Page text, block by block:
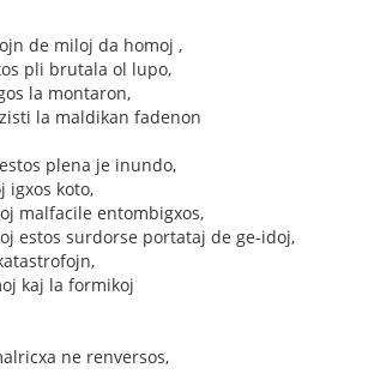
de miloj da homoj ,
pli brutala ol lupo,
la montaron,
la maldikan fadenon
plena je inundo,
igxos koto,
malfacile entombigxos,
estos surdorse portataj de ge-idoj,
kaj la formikoj
ne renversos,